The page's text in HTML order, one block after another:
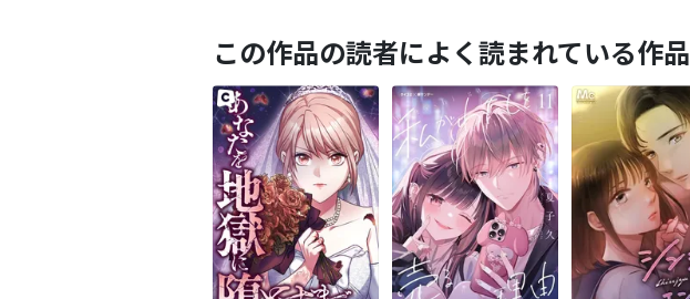
この作品の読者によく読まれている作品